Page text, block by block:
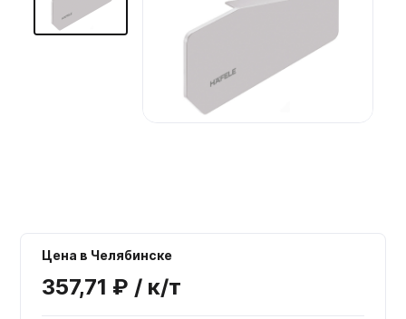
Мебельные образцы, каталоги
Цена в Челябинске
357,71 ₽ / к/т